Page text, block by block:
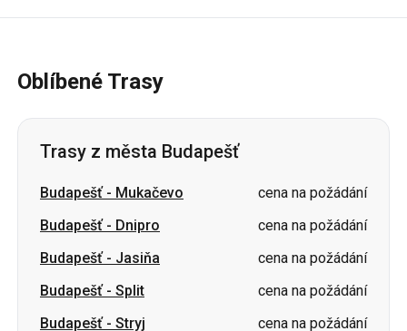
Mukačevo
Budapešť -Jasiňa
Budapešť-Split
cena na požádání
Budapešť-Stryj
cena na požádání
Budapešť-Kolomyja
cena na požádání
Budapešť-Velký Bočkov
cena na požádání
Budapešť-Užhorod
cena na požádání